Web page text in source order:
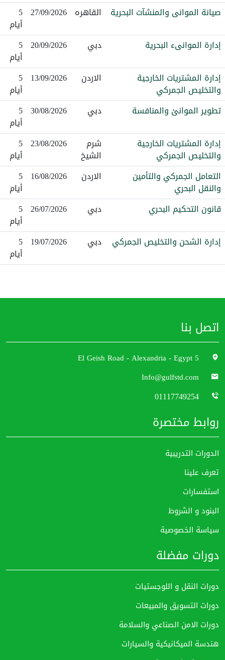
صيانة الموانى والمنشآت البحرية
القاهره 27/09/2026
5
أيام
إدارة الموانىء البحرية
دبي 20/09/2026
5
أيام
إدارة المشتريات الخارجية
والتخليص الجمركي
الاردن 13/09/2026
5
أيام
تطوير الموانئ والمنافسة
دبي 30/08/2026
5
أيام
إدارة المشتريات الخارجية
والتخليص الجمركي
شرم
الشيخ
23/08/2026
5
أيام
التعامل الجمركي والتأمين
والنقل البحري
الاردن 16/08/2026
5
أيام
قانون التحكيم البحري
دبي 26/07/2026
5
أيام
إدارة الشحن والتخليص الجمركي
دبي 19/07/2026
5
أيام
اتصل بنا
5 El Geish Road - Alexandria - Egypt
Info@gulfstd.com
01117749254
روابط مختصرة
الدورات التدريبية
تعرف علينا
استفسارات
البنود و الشروط
سياسة الخصوصية
دورات مفضلة
دورات النقل و اللوجستيات
دورات التسويق والمبيعات
دورات الامن الصناعي والسلامة
هندسة الميكانيكية والسيارات